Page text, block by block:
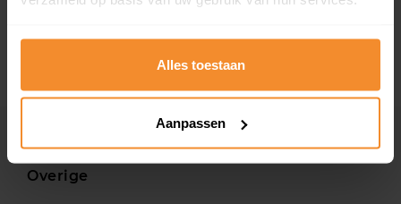
Alles toestaan
Aanpassen
Overige